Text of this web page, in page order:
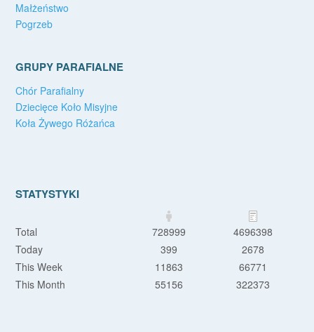
Małżeństwo
Pogrzeb
GRUPY PARAFIALNE
Chór Parafialny
Dziecięce Koło Misyjne
Koła Żywego Różańca
STATYSTYKI
Total 728999
4696398
Today
399
2678
This Week
11863
66771
This Month
55156 322373